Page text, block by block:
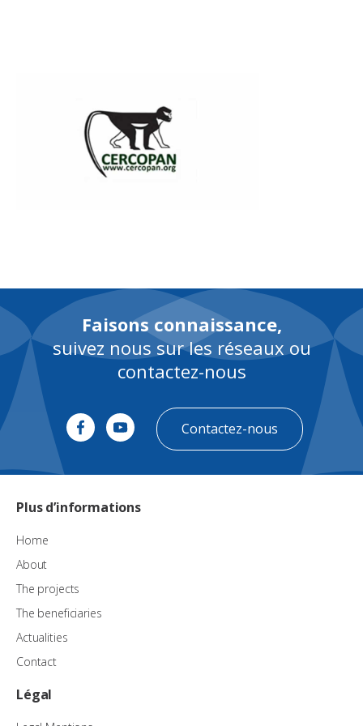
Faisons connaissance,
suivez nous sur les réseaux ou
contactez-nous
Contactez-nous
Plus d’informations
Home
About
The projects
The beneficiaries
Actualities
Contact
Légal